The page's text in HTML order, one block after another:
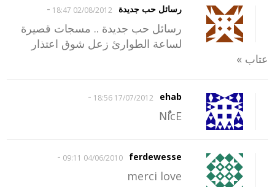
رسائل حب جديدة 02/08/2012 18:47
-
رسائل حب جديدة .. مسجات قصيرة
لساعة الطوارئ زعل شوق اعتذار
عتاب »
ehab
17/07/2012 18:56
-
NٌٌٌٌٌٌٌٌicE
ferdewesse
04/06/2010 09:11
-
merci love